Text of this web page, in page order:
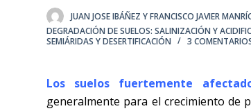
JUAN JOSE IBÁÑEZ Y FRANCISCO JAVIER
DEGRADACIÓN DE SUELOS: SALINIZACIÓN Y
SEMIÁRIDAS Y DESERTIFICACIÓN
3
Los suelos fuertemente
generalmente para el crecimiento de